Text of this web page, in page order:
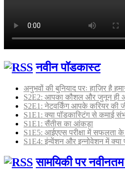
नवीन पॉडकास्ट
अनुभवों की बुनियाद परः हाज़िर है
S2E2: आपका कौशल और जुनून ही
S2E1: नेटवर्किंग आपके करियर की
S1E1: क्या पॉडकास्टिंग से कमाई
S1E1: सैंतीस का आंकड़ा
S1E5: आईएएस परीक्षा में सफलता
S1E4: इंन्वेंशन और इन्नोवेशन में
सामयिकी पर